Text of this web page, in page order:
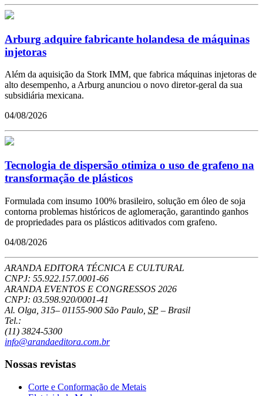
Arburg adquire fabricante holandesa de máquinas
injetoras
Além da aquisição da Stork IMM, que fabrica máquinas injetoras de
alto desempenho, a Arburg anunciou o novo diretor-geral da sua
subsidiária mexicana.
04/08/2026
Tecnologia de dispersão otimiza o uso de grafeno na
transformação de plásticos
Formulada com insumo 100% brasileiro, solução em óleo de soja
contorna problemas históricos de aglomeração, garantindo ganhos
de propriedades para os plásticos aditivados com grafeno.
04/08/2026
ARANDA EDITORA TÉCNICA E CULTURAL
CNPJ: 55.922.157.0001-66
ARANDA EVENTOS E CONGRESSOS 2026
CNPJ: 03.598.920/0001-41
Al. Olga, 315– 01155-900 São Paulo SP – Brasil
Tel.:
(11) 3824-5300
info@arandaeditora.com.br
Nossas revistas
Corte e Conformação de Metais